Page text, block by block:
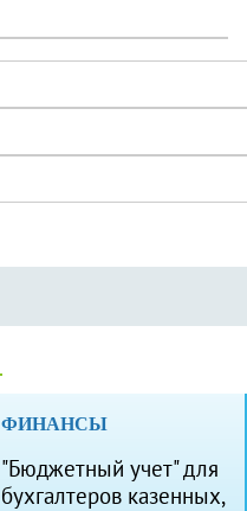
ФИНАНСЫ
"Бюджетный учет" для
бухгалтеров казенных,